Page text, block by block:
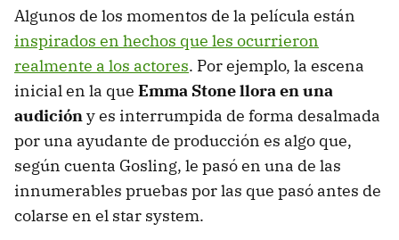
Algunos de los momentos de la película están
inspirados en hechos que les ocurrieron
realmente a los actores. Por ejemplo, la escena
inicial en la que Emma Stone llora en una
audicióny es interrumpida de forma desalmada
por una ayudante de producción es algo que,
según cuenta Gosling, le pasó en una de las
innumerables pruebas por las que pasó antes de
colarse en el star system.